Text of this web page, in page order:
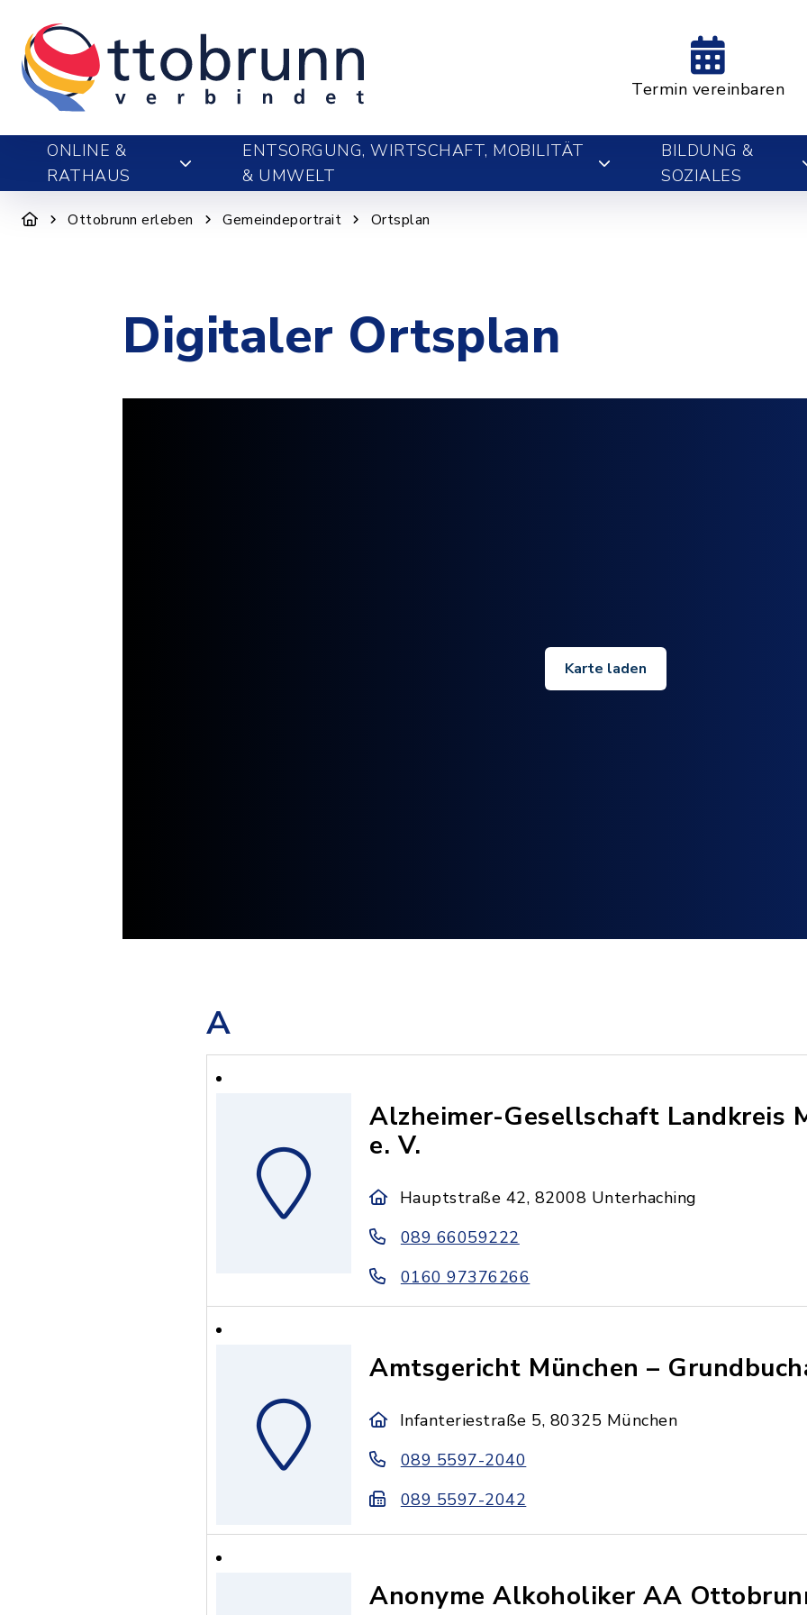
Termin vereinbaren
ONLINE &
RATHAUS
ENTSORGUNG, WIRTSCHAFT, MOBILITÄT
& UMWELT
BILDUNG &
SOZIALES
Ottobrunn erleben Gemeindeportrait Ortsplan
Digitaler Ortsplan
Karte laden
A
Alzheimer-Gesellschaft Landkreis
e. V.
Hauptstraße 42, 82008 Unterhaching
089 66059222
0160 97376266
Amtsgericht München –
Infanteriestraße 5, 80325 München
089 5597-2040
089 5597-2042
Anonyme Alkoholiker AA